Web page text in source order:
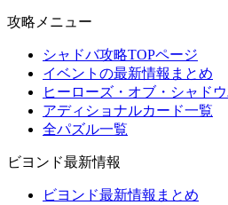
攻略メニュー
シャドバ攻略TOPページ
イベントの最新情報まとめ
ヒーローズ・オブ・シャド
アディショナルカード一覧
全パズル一覧
ビヨンド最新情報
ビヨンド最新情報まとめ